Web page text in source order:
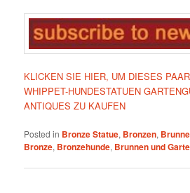
KLICKEN SIE HIER, UM DIESES
WHIPPET-HUNDESTATUEN
ANTIQUES ZU KAUFEN
Posted in Bronze Statue, Bronzen,
Bronze, Bronzehunde, Brunnen und